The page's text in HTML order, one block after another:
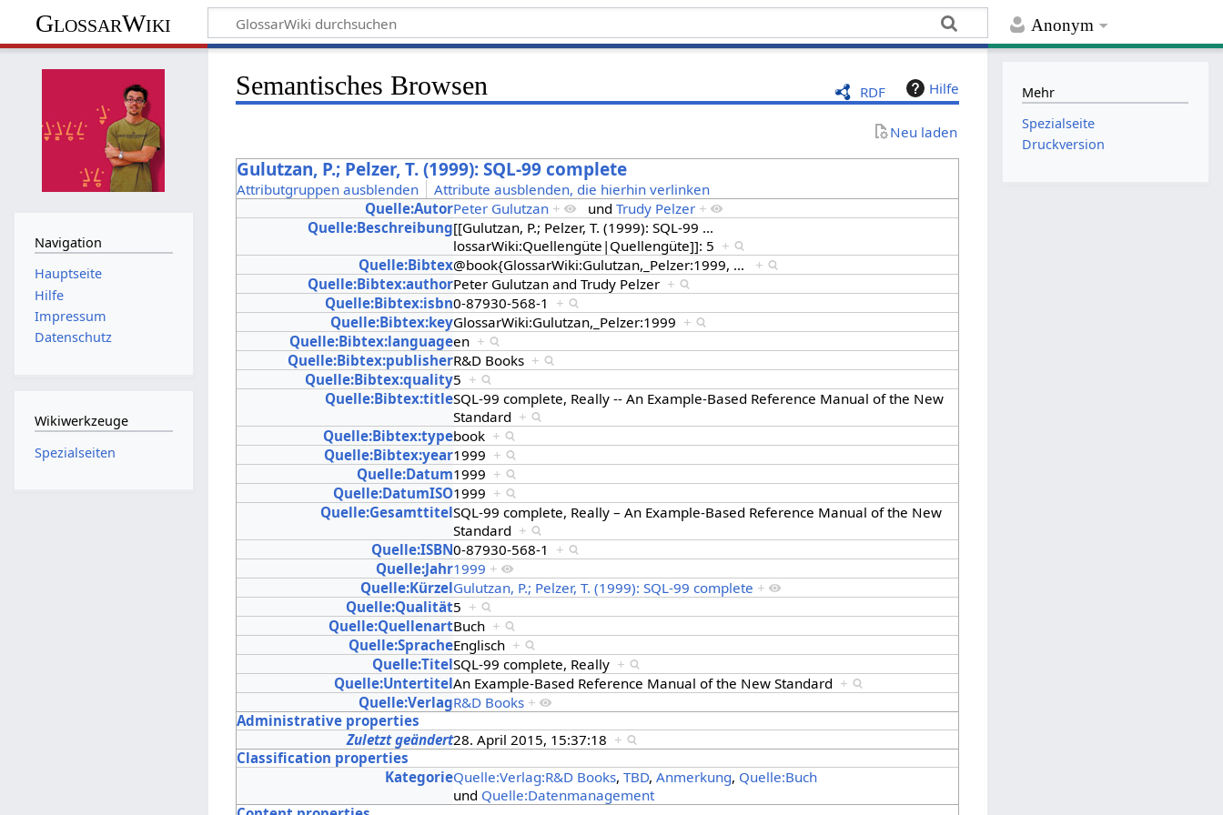
Anonym
GlossarWiki
RDF Hilfe
Semantisches Browsen
Neu laden
Gulutzan, P.; Pelzer, T. (1999): SQL-99 complete
Attributgruppen ausblenden
Attribute ausblenden, die hierhin verlinken
Quelle:AutorPeter Gulutzan + undTrudy Pelzer +
Quelle:Beschreibung[[Gulutzan, P.; Pelzer, T. (1999): SQL-99 …
lossarWiki:Quellengüte|Quellengüte]]: 5 +
Quelle:Bibtex@book{GlossarWiki:Gulutzan,_Pelzer:1999, …
+
Quelle:Bibtex:authorPeter Gulutzan and Trudy Pelzer +
Quelle:Bibtex:isbn0-87930-568-1 +
Quelle:Bibtex:keyGlossarWiki:Gulutzan,_Pelzer:1999 +
Quelle:Bibtex:languageen +
Quelle:Bibtex:publisherR&D Books +
Quelle:Bibtex:quality5 +
Quelle:Bibtex:titleSQL-99 complete, Really -- An Example-Based Reference Manual of the New
Standard +
Quelle:Bibtex:typebook +
Quelle:Bibtex:year1999 +
Quelle:Datum1999 +
Quelle:DatumISO1999 +
Quelle:GesamttitelSQL-99 complete, Really – An Example-Based Reference Manual of the New
Standard +
Quelle:ISBN0-87930-568-1 +
Quelle:Jahr1999 +
Quelle:KürzelGulutzan, P.; Pelzer, T. (1999): SQL-99 complete +
Quelle:Qualität5 +
Quelle:QuellenartBuch +
Quelle:SpracheEnglisch +
Quelle:TitelSQL-99 complete, Really +
Quelle:UntertitelAn Example-Based Reference Manual of the New Standard +
Quelle:VerlagR&D Books +
Administrative properties
Zuletzt geändert28. April 2015, 15:37:18 +
Classification properties
KategorieQuelle:Verlag:R&D Books,TBD,Anmerkung, Quelle:Buch
und Quelle:Datenmanagement
Navigation
Hauptseite
Hilfe
Impressum
Datenschutz
Wikiwerkzeuge
Spezialseiten
Mehr
Spezialseite
Druckversion